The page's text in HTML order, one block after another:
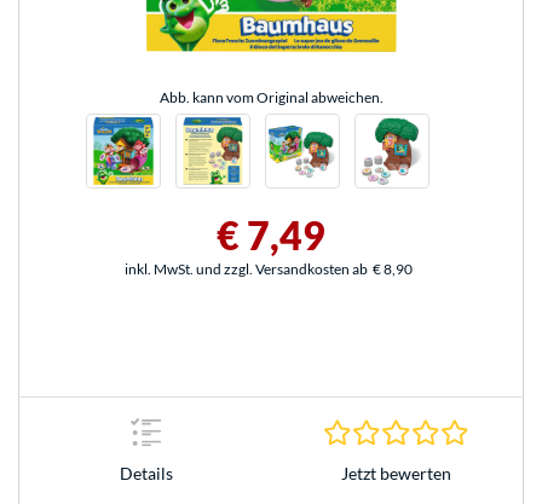
Abb. kann vom Original abweichen.
€ 7,49
inkl. MwSt. und zzgl. Versandkosten ab € 8,90
Details Jetzt bewerten